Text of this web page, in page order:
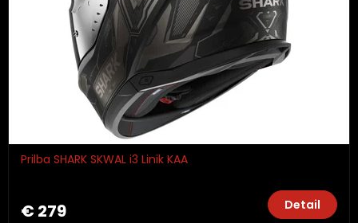
Prilba SHARK SKWAL i3 Linik KAA
€ 279 Detail